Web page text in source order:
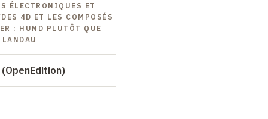
ÉLECTRONIQUES ET
4D ET LES COMPOSÉS
: HUND PLUTÔT QUE